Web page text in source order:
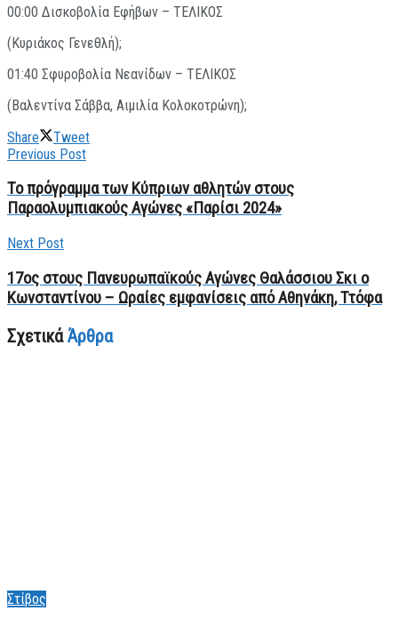
00:00 Δισκοβολία Εφήβων – ΤΕΛΙΚΟΣ
(Κυριάκος Γενεθλή);
01:40 Σφυροβολία Νεανίδων – ΤΕΛΙΚΟΣ
(Βαλεντίνα Σάββα, Αιμιλία Κολοκοτρώνη);
Share
Tweet
Previous Post
Το πρόγραμμα των Κύπριων αθλητών στους
Παραολυμπιακούς Αγώνες «Παρίσι 2024»
Next Post
17ος στους Πανευρωπαϊκούς Αγώνες Θαλάσσιου Σκι ο
Κωνσταντίνου – Ωραίες εμφανίσεις από Αθηνάκη, Ττόφα
ΣχετικάΆρθρα
Στίβος